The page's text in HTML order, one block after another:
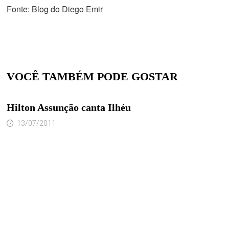
Fonte: Blog do Diego Emir
VOCÊ TAMBÉM PODE GOSTAR
Hilton Assunção canta Ilhéu
13/07/2011